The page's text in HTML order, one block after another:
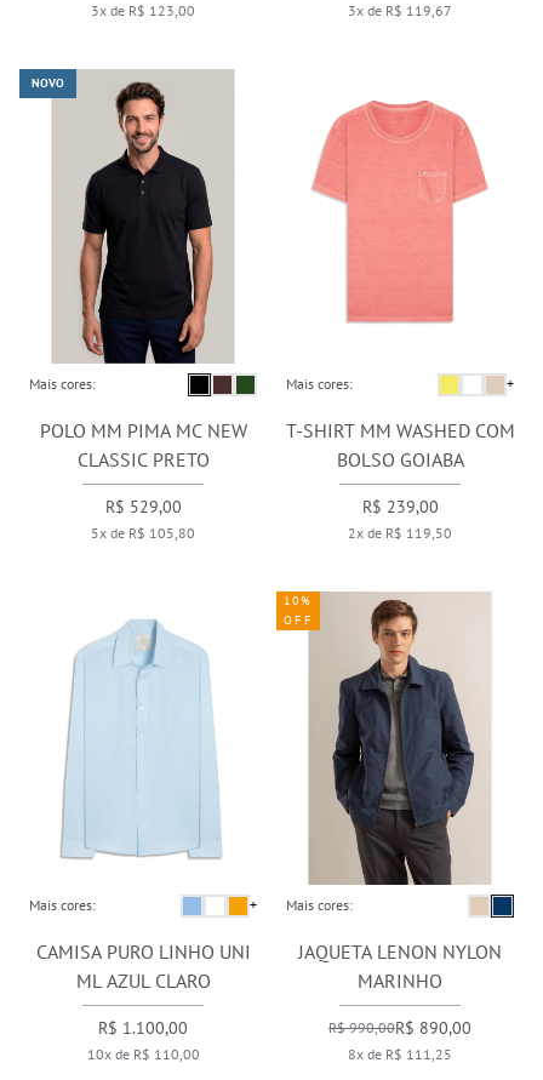
3x de R$ 123,00 3x de R$ 119,67
Mais cores:
POLO MM PIMA MC NEW
CLASSIC PRETO
R$ 529,00
5x de R$ 105,80
NOVO
Mais cores: +
T-SHIRT MM WASHED COM
BOLSO GOIABA
R$ 239,00
2x de R$ 119,50
Mais cores: +
CAMISA PURO LINHO UNI
ML AZUL CLARO
R$ 1.100,00
10x de R$ 110,00
Mais cores:
JAQUETA LENON NYLON
MARINHO
R$ 990,00R$ 890,00
8x de R$ 111,25
10%
OFF